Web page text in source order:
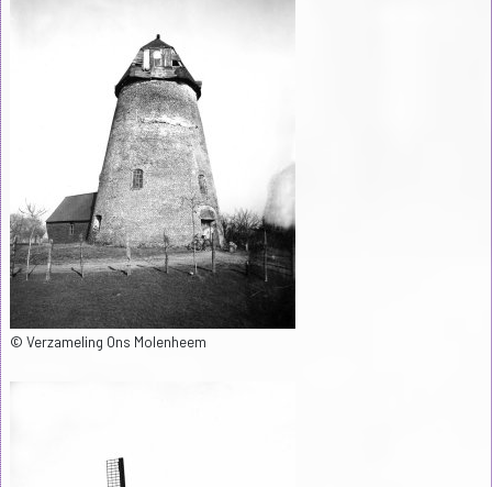
© Verzameling Ons Molenheem